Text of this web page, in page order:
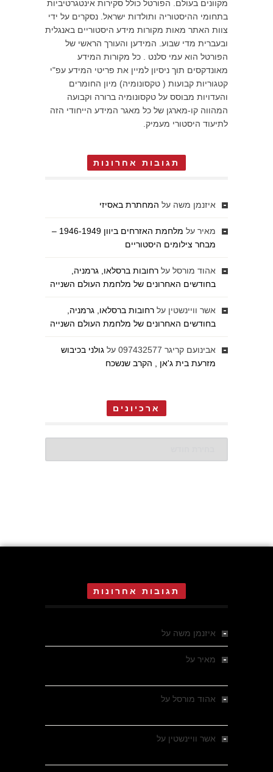
מקוונים בעולם. הפורטל כולל סקירות אינטגרטיביות
בתחומי ההיסטוריה ותולדות ישראל. נסקרים על ידי
צוות האתר מאות מקורות מידע היסטוריים באנגלית
ובעברית מדי שבוע. המידען והעורך הראשי של
הפורטל הוא עמי סלנט . כל מקורות המידע
מאונדקסים תוך ניסיון למיין את פריטי המידע עפ"י
קטגוריות קבועות ( טקסונומיה) מיון החומרים
והעדויות מבוסס על טקסונומיה ברורה וקבועה
המהווה קו-מארגן של כל מאגר המידע הייחודי הזה
לתיעוד היסטורי מעמיק.
תגובות אחרונות
איזנמן משה על המחתרת באסיזי
מאיר על
מלחמת האזרחים ביוון 1946-1949 –
מבחר צילומים היסטוריים
אהוד מורסל על רחובות ברסלאו, גרמניה,
בחודשים האחרונים של מלחמת העולם השנייה
אשר וויינשטין על רחובות ברסלאו, גרמניה,
בחודשים האחרונים של מלחמת העולם השנייה
אבינועם קריגר 097432577 על גולני בכיבוש
מזרעת בית ג'אן , הקרב שנשכח
ארכיונים
תגובות אחרונות
איזנמן משה על
מאיר על
אהוד מורסל על
אשר וויינשטין על